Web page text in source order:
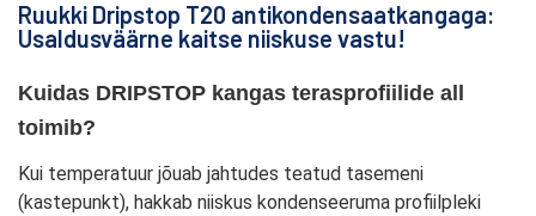
Ruukki Dripstop T20 antikondensaatkangaga:
Usaldusväärne kaitse niiskuse vastu!
Kuidas DRIPSTOP kangas terasprofiilide all
toimib?
Kui temperatuur jõuab jahtudes teatud tasemeni
(kastepunkt), hakkab niiskus kondenseeruma profiilpleki